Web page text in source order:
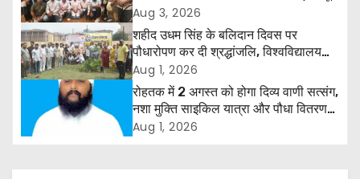
a
v
g
रोहतक में हजारों लोगों ने लिया संकल्प
Aug 3, 2026
शहीद उधम सिंह के बलिदान दिवस पर
पौधारोपण कर दी श्रद्धांजलि, विश्वविद्यालय
और राजपत्रित अवकाश बहाल करने की उठी
मांग
Aug 1, 2026
रोहतक में 2 अगस्त को होगा दिव्य वाणी सत्संग,
नशा मुक्ति साइकिल यात्रा और पौधा वितरण
कार्यक्रम
Aug 1, 2026